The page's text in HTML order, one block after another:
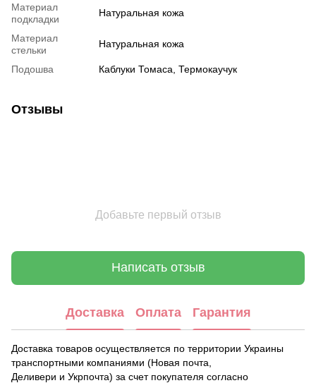
Материал
подкладки
Натуральная кожа
Материал
стельки
Натуральная кожа
Подошва Каблуки Томаса, Термокаучук
Отзывы
Добавьте первый отзыв
Написать отзыв
Доставка Оплата Гарантия
Доставка товаров осуществляется по территории Украины
транспортными компаниями (Новая почта,
Деливери и Укрпочта) за счет покупателя согласно